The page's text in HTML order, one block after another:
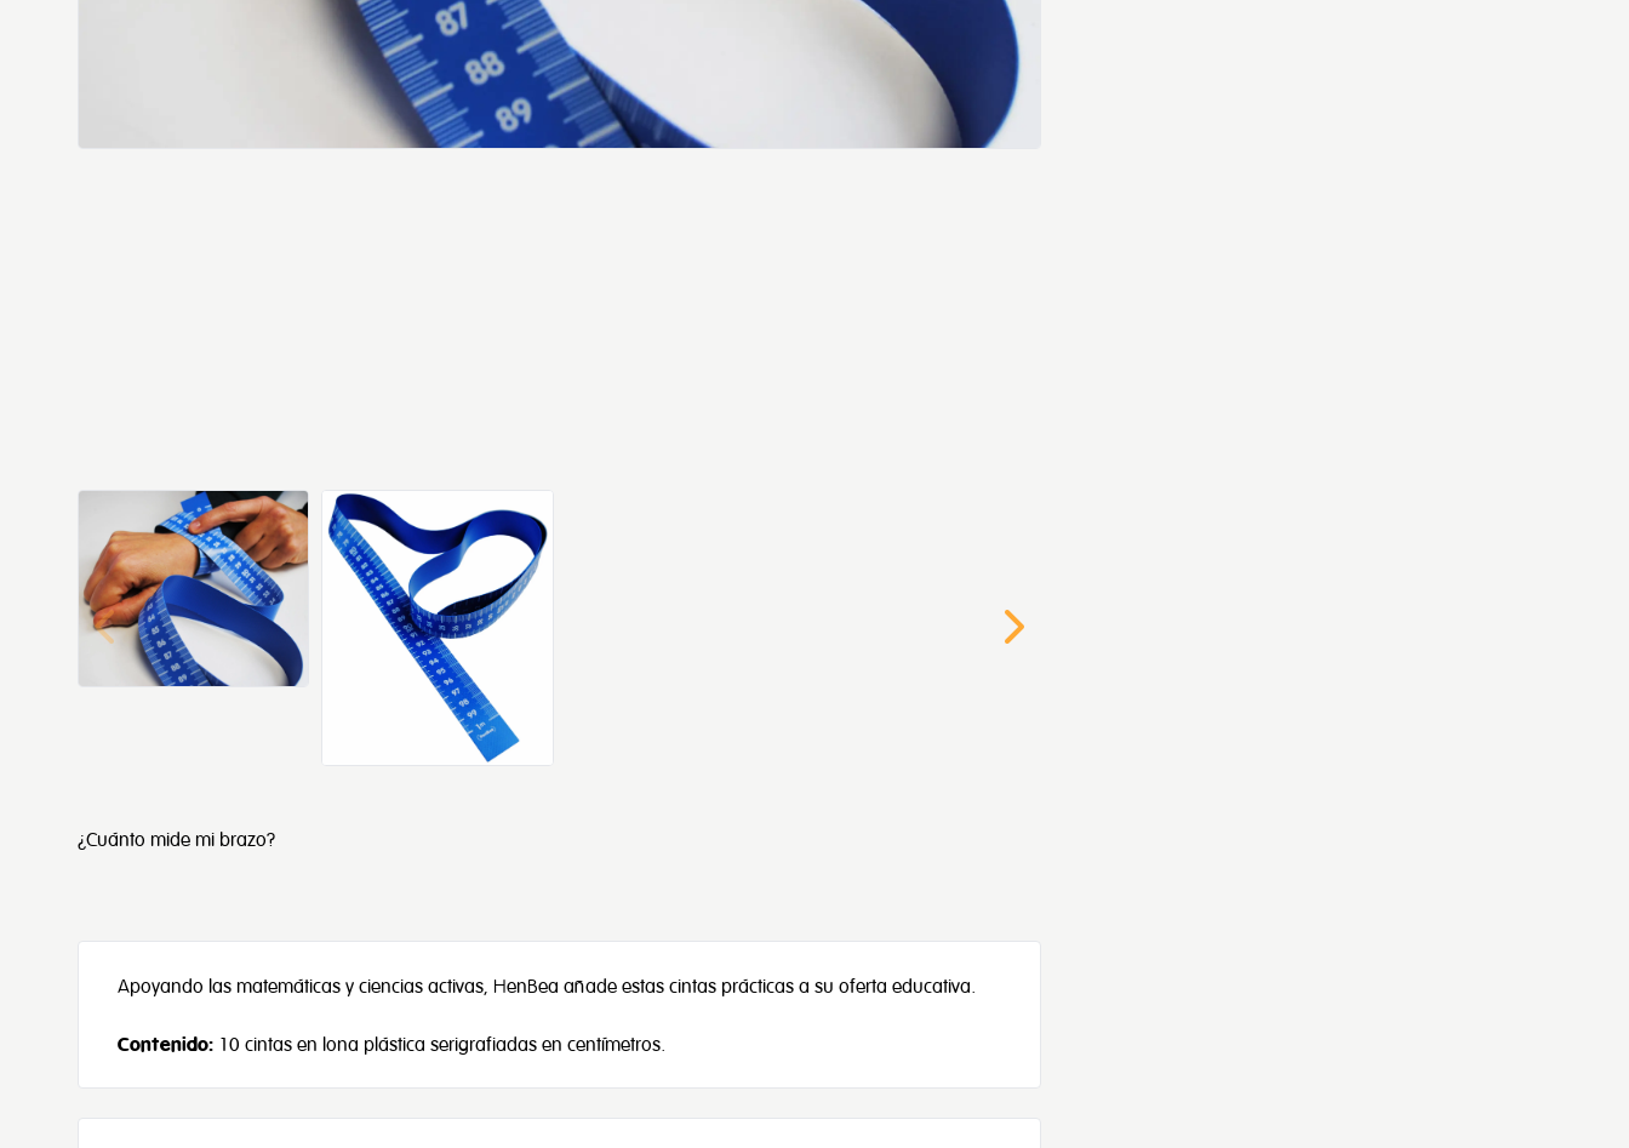
¿Cuánto mide mi brazo?
Apoyando las matemáticas y ciencias activas, HenBea añade estas cintas prácticas a su oferta educativa.
Contenido: 10 cintas en lona plástica serigrafiadas en centímetros.